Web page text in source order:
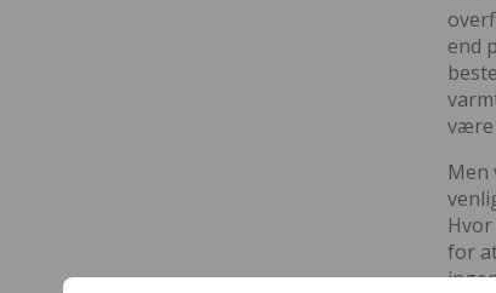
end
være
Men
for